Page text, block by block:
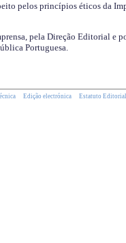
pelos princípios éticos da
pela Direção Editorial e
Portuguesa.
Edição electrónica Estatuto Editorial